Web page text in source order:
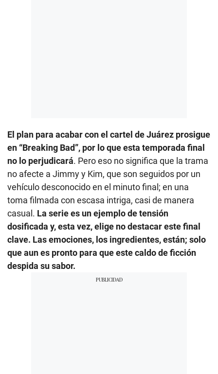
El plan para acabar con el cartel de Juárez prosigue
en “Breaking Bad”, por lo que esta temporada final
no lo perjudicará. Pero eso no significa que la trama
no afecte a Jimmy y Kim, que son seguidos por un
vehículo desconocido en el minuto final; en una
toma filmada con escasa intriga, casi de manera
casual. La serie es un ejemplo de tensión
dosificada y, esta vez, elige no destacar este final
clave. Las emociones, los ingredientes, están; solo
que aun es pronto para que este caldo de ficción
despida su sabor.